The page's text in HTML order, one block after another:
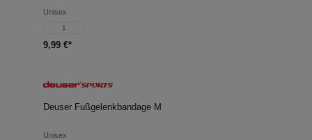
Unisex
1
9,99 €*
Deuser Fußgelenkbandage M
Unisex